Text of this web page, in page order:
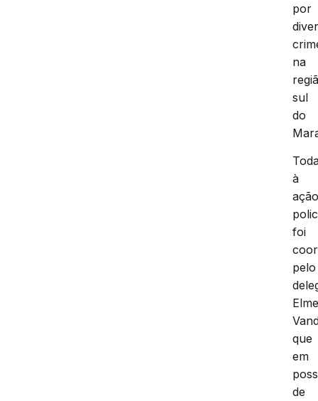
por
na
sul
do
à
foi
pelo
que
em
de